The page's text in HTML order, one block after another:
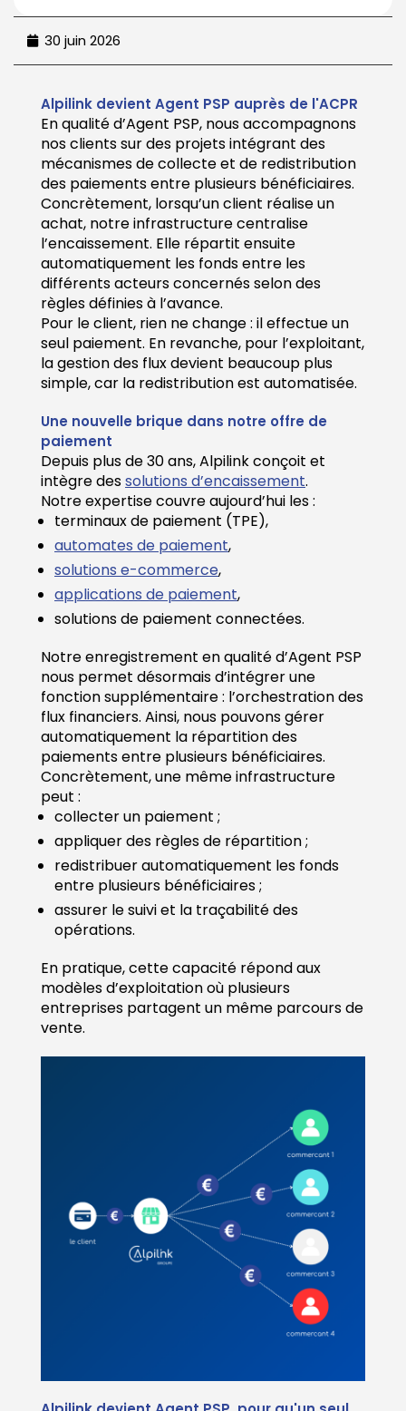
30 juin 2026
Alpilink devient Agent PSP auprès de l'ACPR
En qualité d’Agent PSP, nous accompagnons
nos clients sur des projets intégrant des
mécanismes de collecte et de redistribution
des paiements entre plusieurs bénéficiaires.
Concrètement, lorsqu’un client réalise un
achat, notre infrastructure centralise
l’encaissement. Elle répartit ensuite
automatiquement les fonds entre les
différents acteurs concernés selon des
règles définies à l’avance.
Pour le client, rien ne change : il effectue un
seul paiement. En revanche, pour l’exploitant,
la gestion des flux devient beaucoup plus
simple, car la redistribution est automatisée.
Une nouvelle brique dans notre offre de
paiement
Depuis plus de 30 ans, Alpilink conçoit et
intègre dessolutions d’encaissement.
Notre expertise couvre aujourd’hui les :
terminaux de paiement (TPE),
automates de paiement,
solutions e-commerce,
applications de paiement,
solutions de paiement connectées.
Notre enregistrement en qualité d’Agent PSP
nous permet désormais d’intégrer une
fonction supplémentaire : l’orchestration des
flux financiers. Ainsi, nous pouvons gérer
automatiquement la répartition des
paiements entre plusieurs bénéficiaires.
Concrètement, une même infrastructure
peut :
collecter un paiement ;
appliquer des règles de répartition ;
redistribuer automatiquement les fonds
entre plusieurs bénéficiaires ;
assurer le suivi et la traçabilité des
opérations.
En pratique, cette capacité répond aux
modèles d’exploitation où plusieurs
entreprises partagent un même parcours de
vente.